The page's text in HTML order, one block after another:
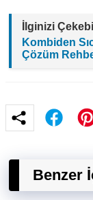
İlginizi
Kombiden
Çözüm
Benzer